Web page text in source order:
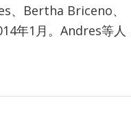
、Bertha Briceno、
年1月。​Andres等人